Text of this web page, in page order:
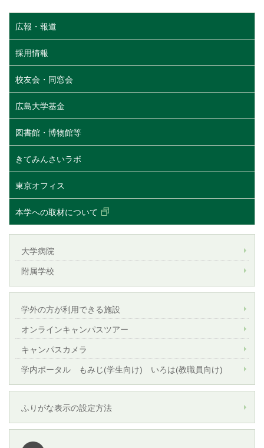
送
ト
ー
ジ
広報・報道
採用情報
校友会・同窓会
広島大学基金
図書館・博物館等
きてみんさいラボ
東京オフィス
本学への取材について
大学病院
附属学校
学外の方が利用できる施設
オンラインキャンパスツアー
キャンパスカメラ
学内ポータル もみじ(学生向け) いろは(教職員向け)
ふりがな表示の設定方法